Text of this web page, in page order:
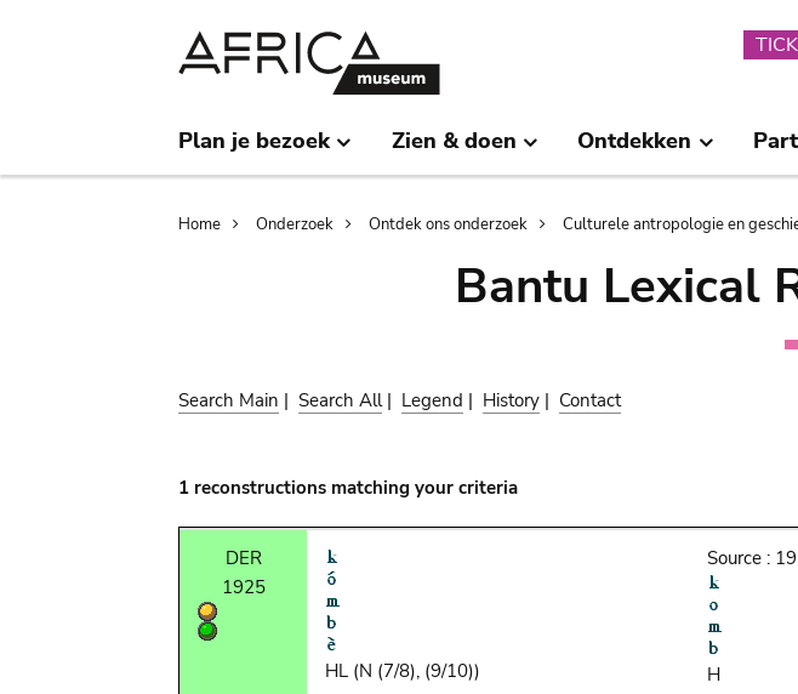
Plan je bezoek Zien & doen Ontdekken
Breadcrumb
Home Onderzoek Ontdek ons onderzoek Culturele antropologie en
Bantu Lexical
Search Main | Search All| Legend | History | Contact
1 reconstructions matching your criteria
DER
1925
HL (N (7/8), (9/10))
Source :
H